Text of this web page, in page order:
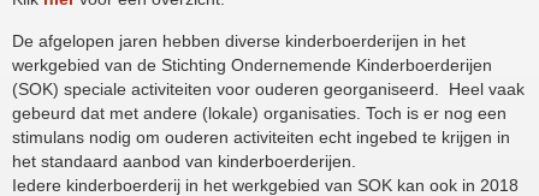
De afgelopen jaren hebben diverse kinderboerderijen in het
werkgebied van de Stichting Ondernemende Kinderboerderijen
(SOK) speciale activiteiten voor ouderen georganiseerd. Heel vaak
gebeurd dat met andere (lokale) organisaties. Toch is er nog een
stimulans nodig om ouderen activiteiten echt ingebed te krijgen in
het standaard aanbod van kinderboerderijen.
Iedere kinderboerderij in het werkgebied van SOK kan ook in 2018